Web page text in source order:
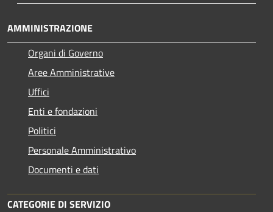
AMMINISTRAZIONE
Organi di Governo
Aree Amministrative
Uffici
Enti e fondazioni
Politici
Personale Amministrativo
Documenti e dati
CATEGORIE DI SERVIZIO